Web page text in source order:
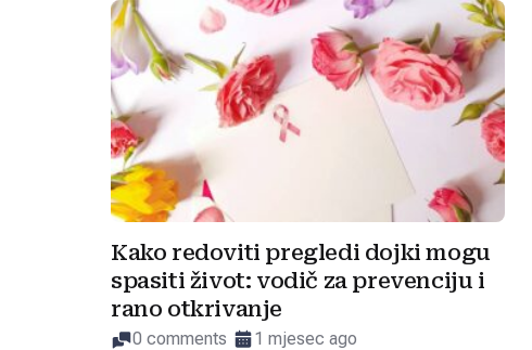
Kako redoviti pregledi dojki mogu
spasiti život: vodič za prevenciju i
rano otkrivanje
0 comments 1 mjesec ago